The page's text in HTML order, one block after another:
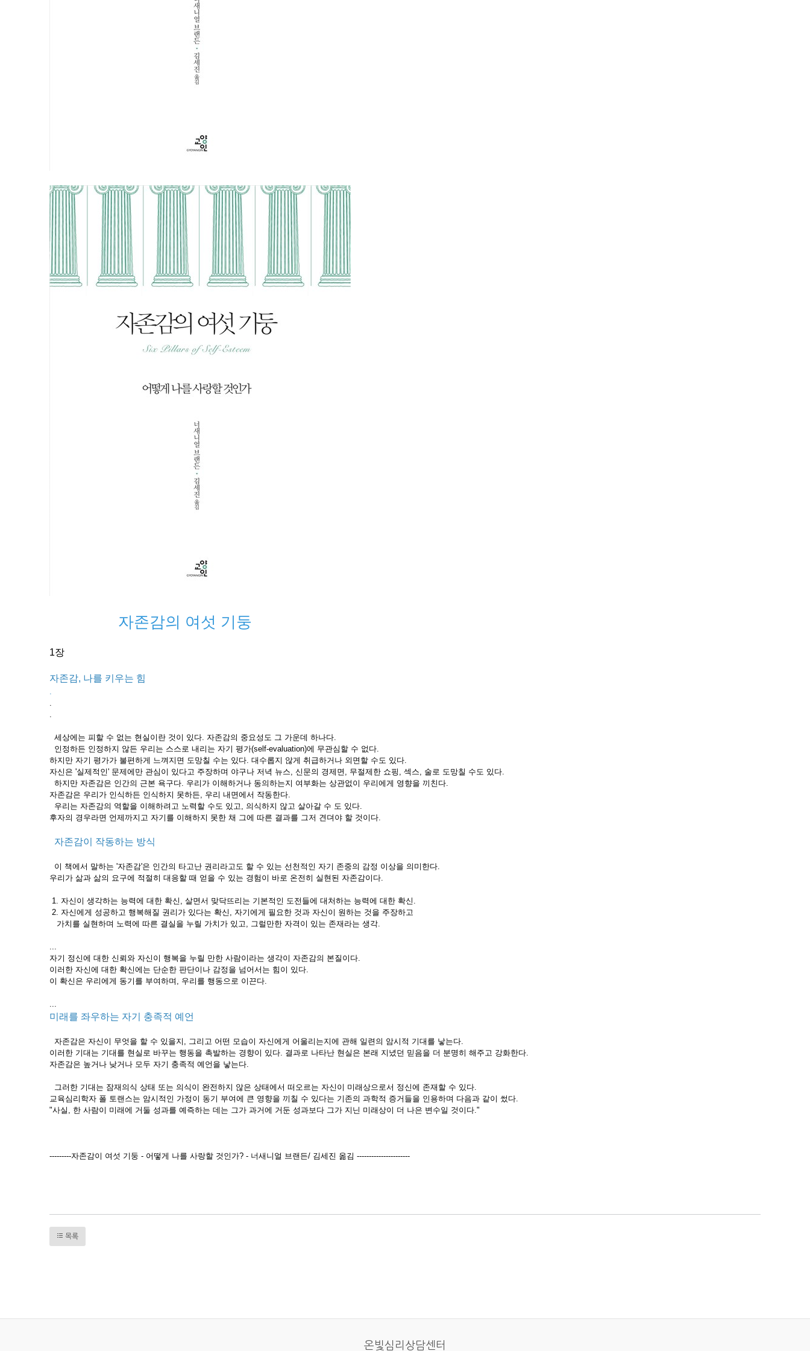
자존감의 여섯 기둥
1장
자존감, 나를 키우는 힘
.
.
.
세상에는 피할 수 없는 현실이란 것이 있다. 자존감의 중요성도 그 가운데 하나다.
인정하든 인정하지 않든 우리는 스스로 내리는 자기 평가(self-evaluation)에 무관심할 수 없다.
하지만 자기 평가가 불편하게 느껴지면 도망칠 수는 있다. 대수롭지 않게 취급하거나 외면할 수도 있다.
자신은 '실제적인' 문제에만 관심이 있다고 주장하며 야구나 저녁 뉴스, 신문의 경제면, 무절제한 쇼핑, 섹스, 술로 도망칠 수도 있다.
하지만 자존감은 인간의 근본 욕구다. 우리가 이해하거나 동의하는지 여부화는 상관없이 우리에게 영향을 끼친다.
자존감은 우리가 인식하든 인식하지 못하든, 우리 내면에서 작동한다.
우리는 자존감의 역할을 이해하려고 노력할 수도 있고, 의식하지 않고 살아갈 수 도 있다.
후자의 경우라면 언제까지고 자기를 이해하지 못한 채 그에 따른 결과를 그저 견뎌야 할 것이다.
자존감이 작동하는 방식
이 책에서 말하는 '자존감'은 인간의 타고난 권리라고도 할 수 있는 선천적인 자기 존중의 감정 이상을 의미한다.
우리가 삶과 삶의 요구에 적절히 대응할 때 얻을 수 있는 경험이 바로 온전히 실현된 자존감이다.
1. 자신이 생각하는 능력에 대한 확신, 살면서 맞닥뜨리는 기본적인 도전들에 대처하는 능력에 대한 확신.
2. 자신에게 성공하고 행복해질 권리가 있다는 확신, 자기에게 필요한 것과 자신이 원하는 것을 주장하고
가치를 실현하며 노력에 따른 결실을 누릴 가치가 있고, 그럴만한 자격이 있는 존재라는 생각.
...
자기 정신에 대한 신뢰와 자신이 행복을 누릴 만한 사람이라는 생각이 자존감의 본질이다.
이러한 자신에 대한 확신에는 단순한 판단이나 감정을 넘어서는 힘이 있다.
이 확신은 우리에게 동기를 부여하며, 우리를 행동으로 이끈다.
...
미래를 좌우하는 자기 충족적 예언
자존감은 자신이 무엇을 할 수 있을지, 그리고 어떤 모습이 자신에게 어울리는지에 관해 일련의 암시적 기대를 낳는다.
이러한 기대는 기대를 현실로 바꾸는 행동을 촉발하는 경향이 있다. 결과로 나타난 현실은 본래 지녔던 믿음을 더 분명히 해주고 강화한다.
자존감은 높거나 낮거나 모두 자기 충족적 예언을 낳는다.
그러한 기대는 잠재의식 상태 또는 의식이 완전하지 않은 상태에서 떠오르는 자신이 미래상으로서 정신에 존재할 수 있다.
교육심리학자 폴 토랜스는 암시적인 가정이 동기 부여에 큰 영향을 끼칠 수 있다는 기존의 과학적 증거들을 인용하며 다음과 같이 썼다.
"사실, 한 사람이 미래에 거둘 성과를 예즉하는 데는 그가 과거에 거둔 성과보다 그가 지닌 미래상이 더 나은 변수일 것이다."
---------자존감이 여섯 기둥 - 어떻게 나를 사랑할 것인가? - 너새니얼 브랜든/ 김세진 옮김 ----------------------
목록
온빛심리상담센터